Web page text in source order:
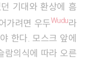
기대와 환상에 흠
가려면 우두Wudu라
한다. 모스크 앞에
람의식에 따라 오른